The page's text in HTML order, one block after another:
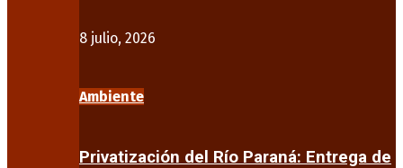
8 julio, 2026
Ambiente
Privatización del Río Paraná: Entrega de